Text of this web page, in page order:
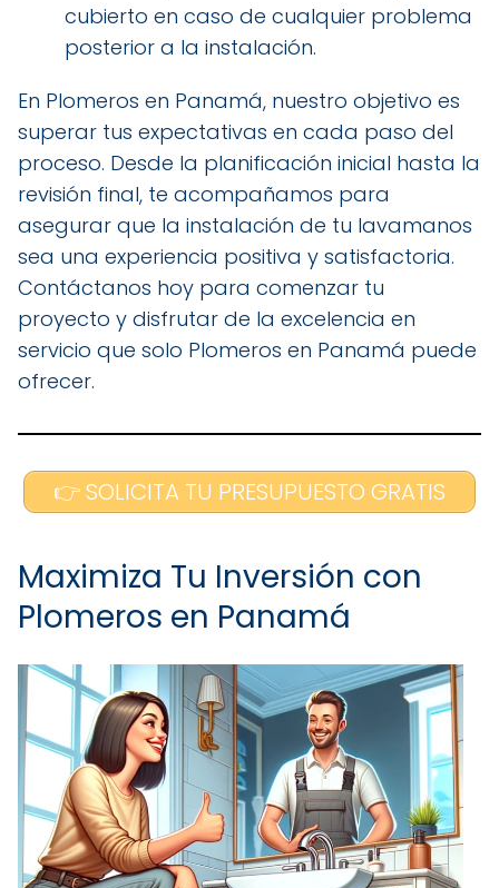
cubierto en caso de cualquier problema
posterior a la instalación.
En Plomeros en Panamá, nuestro objetivo es
superar tus expectativas en cada paso del
proceso. Desde la planificación inicial hasta la
revisión final, te acompañamos para
asegurar que la instalación de tu lavamanos
sea una experiencia positiva y satisfactoria.
Contáctanos hoy para comenzar tu
proyecto y disfrutar de la excelencia en
servicio que solo Plomeros en Panamá puede
ofrecer.
👉 SOLICITA TU PRESUPUESTO GRATIS
Maximiza Tu Inversión con
Plomeros en Panamá